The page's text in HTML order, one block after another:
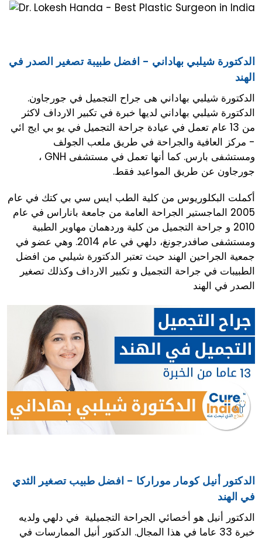
الدكتورة شيلبي بهاداني - افضل طبيبة تصغير الصدر في
الهند
الدكتورة شيلبي بهاداني هى جراح التجميل في جورجاون.
الدكتورة شيلبي بهاداني لديها خبرة في تكبير الارداف لاكثر
من 13 عام تعمل في عيادة جراحة التجميل في يو بي ايج ائي
- مركز العافية والجراحة في طريق ملعب الجولف
ومستشفى بارس. كما أنها تعمل في مستشفى GNH ،
جورجاون عن طريق المواعيد فقط.
أكملت البكلوريوس من كلية الطب ايس سي بي كتك في عام
2005 الماجستير الجراحة العامة من جامعة باناراس في عام
2010 و جراحة التجميل من كلية وردهمان مهاوير الطبية
ومستشفى صافدرجونغ، دلهي في عام 2014. وهي عضو في
جمعية الجراحين الهند حيث تعتبر الدكتورة شيلبي من افضل
الطبيبات في جراحة التجميل و تكبير الارداف وكذلك تصغير
الصدر في الهند
الدكتور أنيل كومار موراركا - افضل طبيب تصغير الثدي
في الهند
الدكتور أنيل هو أخصائي الجراحة التجميلية في دلهي ولديه
خبرة 33 عاما في هذا المجال. الدكتور أنيل الممارسات في